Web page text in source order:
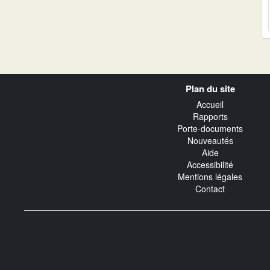
Plan du site
Accueil
Rapports
Porte-documents
Nouveautés
Aide
Accessibilité
Mentions légales
Contact